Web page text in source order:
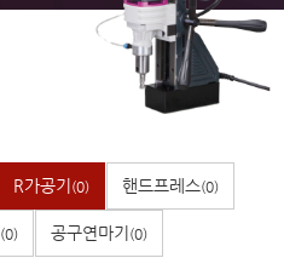
R가공기 (0) 핸드프레스(0)
(0) 공구연마기 (0)